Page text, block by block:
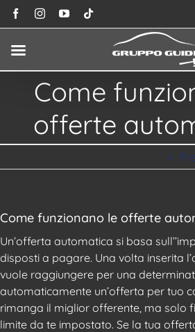
Salta
al
FacebookInstagram
YouTubeTiktok
Come
offerte
Come funzionano le offerte
Un’offerta automatica si basa
disposti a pagare. Una volta inserita
vuole raggiungere per una
automaticamente un’offerta per tuo
rimanga il miglior offerente, ma solo
limite da te impostato. Se la tua